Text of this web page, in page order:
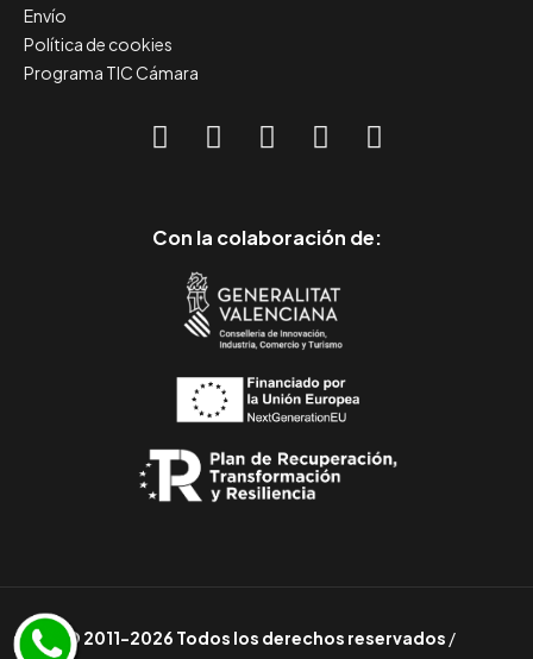
Envío
Política de cookies
Programa TIC Cámara
Con la colaboración de:
© 2011-2026 Todos los derechos reservados /